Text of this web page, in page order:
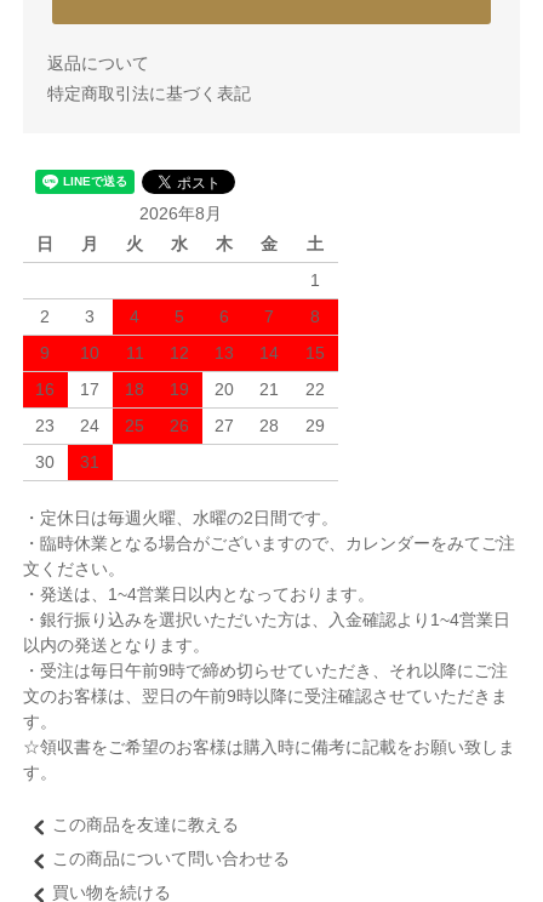
返品について
特定商取引法に基づく表記
2026年8月
日
月 火 水 木 金
土
1
2
3 4 5 6 7
8
9
10 11 12 13 14
15
16
17 18 19 20 21
22
23
24 25 26 27 28
29
30
31
・定休日は毎週火曜、水曜の2日間です。
・臨時休業となる場合がございますので、カレンダーをみてご注
文ください。
・発送は、1~4営業日以内となっております。
・銀行振り込みを選択いただいた方は、入金確認より1~4営業日
以内の発送となります。
・受注は毎日午前9時で締め切らせていただき、それ以降にご注
文のお客様は、翌日の午前9時以降に受注確認させていただきま
す。
☆領収書をご希望のお客様は購入時に備考に記載をお願い致しま
す。
この商品を友達に教える
この商品について問い合わせる
買い物を続ける